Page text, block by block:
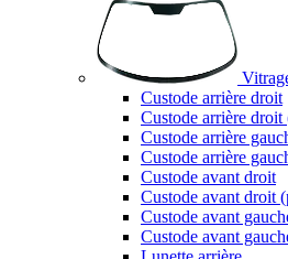
Custode arrière droit
Custode arrière droit
Custode arrière
Custode arrière
Custode avant droit
Custode avant droit
Custode avant
Custode avant